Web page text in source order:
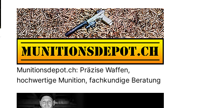
Munitionsdepot.ch: Präzise Waffen,
hochwertige Munition, fachkundige Beratung